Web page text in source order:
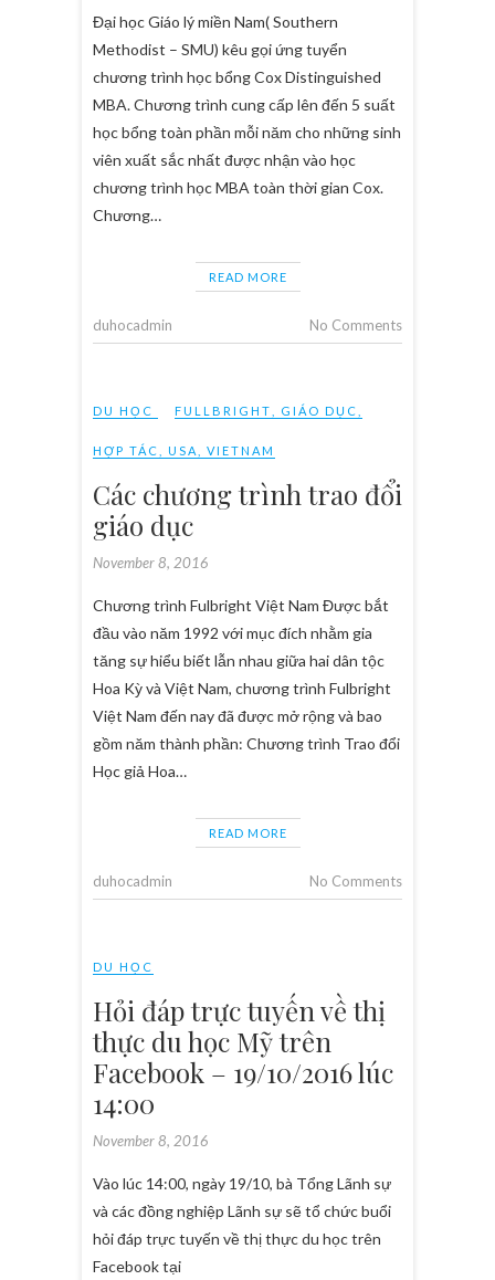
Đại học Giáo lý miền Nam( Southern
Methodist – SMU) kêu gọi ứng tuyển
chương trình học bổng Cox Distinguished
MBA. Chương trình cung cấp lên đến 5 suất
học bổng toàn phần mỗi năm cho những sinh
viên xuất sắc nhất được nhận vào học
chương trình học MBA toàn thời gian Cox.
Chương…
READ MORE
duhocadmin No Comments
DU HỌC FULLBRIGHT GIÁO DỤC
HỢP TÁC USA VIETNAM
Các chương trình trao đổi
giáo dục
November 8, 2016
Chương trình Fulbright Việt Nam Được bắt
đầu vào năm 1992 với mục đích nhằm gia
tăng sự hiểu biết lẫn nhau giữa hai dân tộc
Hoa Kỳ và Việt Nam, chương trình Fulbright
Việt Nam đến nay đã được mở rộng và bao
gồm năm thành phần: Chương trình Trao đổi
Học giả Hoa…
READ MORE
duhocadmin No Comments
DU HỌC
Hỏi đáp trực tuyến về thị
thực du học Mỹ trên
Facebook – 19/10/2016 lúc
14:00
November 8, 2016
Vào lúc 14:00, ngày 19/10, bà Tổng Lãnh sự
và các đồng nghiệp Lãnh sự sẽ tổ chức buổi
hỏi đáp trực tuyến về thị thực du học trên
Facebook tại